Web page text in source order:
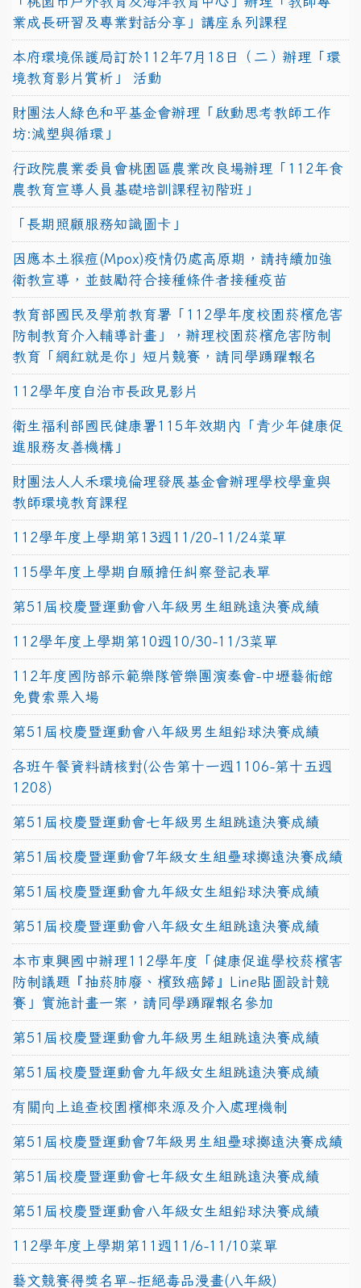
業成長研習及專業對話分享」講座系列課程
本府環境保護局訂於112年7月18日（二）辦理「環
境教育影片賞析」 活動
財團法人綠色和平基金會辦理「啟動思考教師工作
坊:減塑與循環」
行政院農業委員會桃園區農業改良場辦理「112年食
農教育宣導人員基礎培訓課程初階班」
「長期照顧服務知識圖卡」
因應本土猴痘(Mpox)疫情仍處高原期，請持續加強
衛教宣導，並鼓勵符合接種條件者接種疫苗
教育部國民及學前教育署「112學年度校園菸檳危害
防制教育介入輔導計畫」，辦理校園菸檳危害防制
教育「網紅就是你」短片競賽，請同學踴躍報名
112學年度自治市長政見影片
衛生福利部國民健康署115年效期內「青少年健康促
進服務友善機構」
財團法人人禾環境倫理發展基金會辦理學校學童與
教師環境教育課程
112學年度上學期第13週11/20-11/24菜單
115學年度上學期自願擔任糾察登記表單
第51屆校慶暨運動會八年級男生組跳遠決賽成績
112學年度上學期第10週10/30-11/3菜單
112年度國防部示範樂隊管樂團演奏會-中壢藝術館
免費索票入場
第51屆校慶暨運動會八年級男生組鉛球決賽成績
各班午餐資料請核對(公告第十一週1106-第十五週
1208)
第51屆校慶暨運動會七年級男生組跳遠決賽成績
第51屆校慶暨運動會7年級女生組壘球擲遠決賽成績
第51屆校慶暨運動會九年級女生組鉛球決賽成績
第51屆校慶暨運動會八年級女生組跳遠決賽成績
本市東興國中辦理112學年度「健康促進學校菸檳害
防制議題『抽菸肺廢、檳致癌歸』Line貼圖設計競
賽」實施計畫一案，請同學踴躍報名參加
第51屆校慶暨運動會九年級男生組跳遠決賽成績
第51屆校慶暨運動會九年級女生組跳遠決賽成績
有關向上追查校園檳榔來源及介入處理機制
第51屆校慶暨運動會7年級男生組壘球擲遠決賽成績
第51屆校慶暨運動會七年級女生組跳遠決賽成績
第51屆校慶暨運動會八年級女生組鉛球決賽成績
112學年度上學期第11週11/6-11/10菜單
藝文競賽得獎名單~拒絕毒品漫畫(八年級)